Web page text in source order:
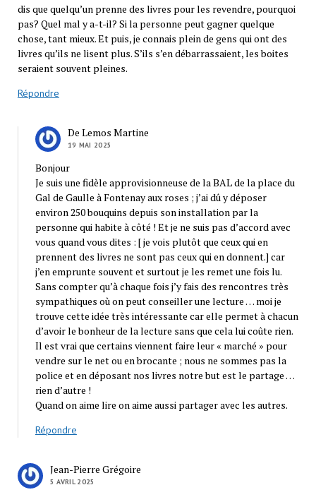
dis que quelqu’un prenne des livres pour les revendre, pourquoi
pas? Quel mal y a-t-il? Si la personne peut gagner quelque
chose, tant mieux. Et puis, je connais plein de gens qui ont des
livres qu’ils ne lisent plus. S’ils s’en débarrassaient, les boites
seraient souvent pleines.
Répondre
De Lemos Martine
19 MAI 2025
Bonjour
Je suis une fidèle approvisionneuse de la BAL de la place du
Gal de Gaulle à Fontenay aux roses ; j’ai dû y déposer
environ 250 bouquins depuis son installation par la
personne qui habite à côté ! Et je ne suis pas d’accord avec
vous quand vous dites : [ je vois plutôt que ceux qui en
prennent des livres ne sont pas ceux qui en donnent.] car
j’en emprunte souvent et surtout je les remet une fois lu.
Sans compter qu’à chaque fois j’y fais des rencontres très
sympathiques où on peut conseiller une lecture … moi je
trouve cette idée très intéressante car elle permet à chacun
d’avoir le bonheur de la lecture sans que cela lui coûte rien.
Il est vrai que certains viennent faire leur « marché » pour
vendre sur le net ou en brocante ; nous ne sommes pas la
police et en déposant nos livres notre but est le partage …
rien d’autre !
Quand on aime lire on aime aussi partager avec les autres.
Répondre
Jean-Pierre Grégoire
5 AVRIL 2025